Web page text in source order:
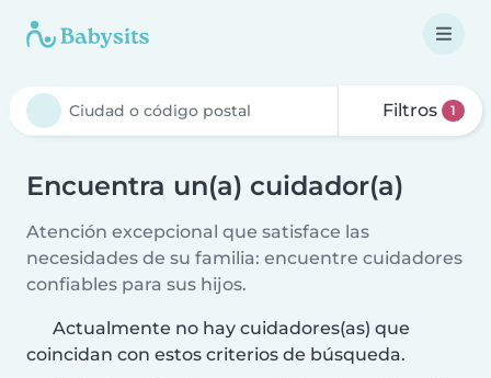
Filtros 1
Encuentra un(a) cuidador(a)
Atención excepcional que satisface las
necesidades de su familia: encuentre cuidadores
confiables para sus hijos.
Actualmente no hay cuidadores(as) que
coincidan con estos criterios de búsqueda.